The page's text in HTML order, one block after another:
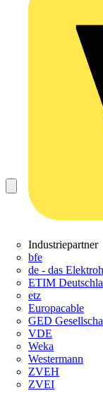
Industriepartner
bfe
de - das
ETIM
etz
Europacable
GED
VDE
Weka
Westermann
ZVEH
ZVEI